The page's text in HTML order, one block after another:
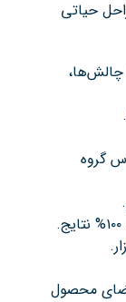
حیاتی
چالش‌ها،
گروه
محصول